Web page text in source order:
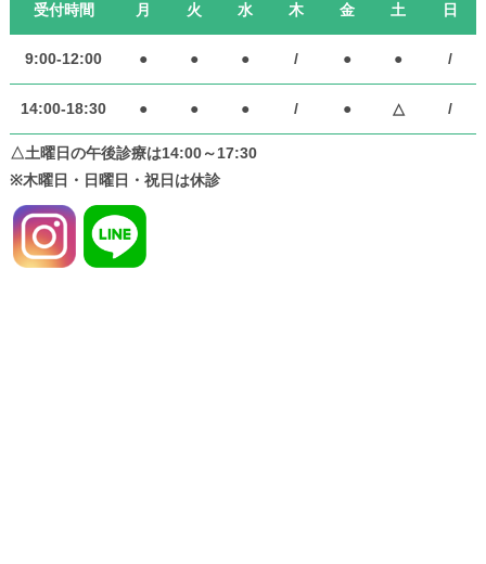
受付時間 月 火 水 木 金 土 日
9:00-12:00 ● ● ● / ● ● /
14:00-18:30 ● ● ● / ● △ /
△土曜日の午後診療は14:00～17:30
※木曜日・日曜日・祝日は休診